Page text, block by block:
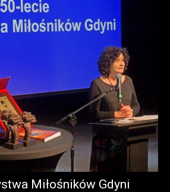
Miłośników Gdyni